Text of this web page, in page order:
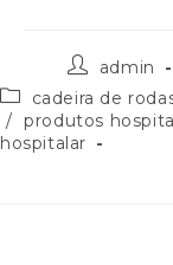
admin
cadeira de
/ produtos
hospitalar